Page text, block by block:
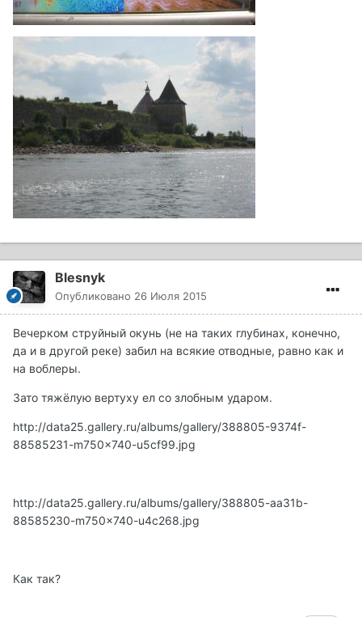
Blesnyk
Опубликовано 26 Июля 2015
Вечерком струйный окунь (не на таких глубинах, конечно,
да и в другой реке) забил на всякие отводные, равно как и
на воблеры.
Зато тяжёлую вертуху ел со злобным ударом.
http://data25.gallery.ru/albums/gallery/388805-9374f-
88585231-m750x740-u5cf99.jpg
http://data25.gallery.ru/albums/gallery/388805-aa31b-
88585230-m750x740-u4c268.jpg
Как так?